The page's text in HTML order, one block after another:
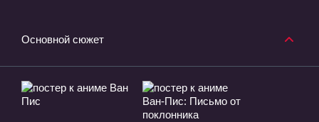
Основной сюжет